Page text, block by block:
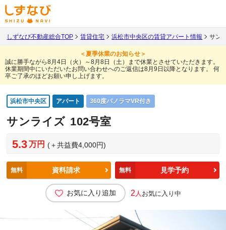
しずなび不動産総合TOP 賃貸住宅 浜松市中央区の賃貸アパート情報 サン
＜夏季休業のお知らせ＞
誠に勝手ながら8月4日（火）～8月8日（土）まで休業とさせていただきます。
休業期間中にいただいたお問い合わせへのご返信は8月9日以降となります。
何
卒ご了承のほどお願い申し上げます。
浜松市中央区 アパート 360度パノラマVR付き
サンライズ 102号室
5.3 万円 (＋共益費4,000円)
無料 資料請求 無料 見学予約
お気に入り追加 2人 お気に入り中